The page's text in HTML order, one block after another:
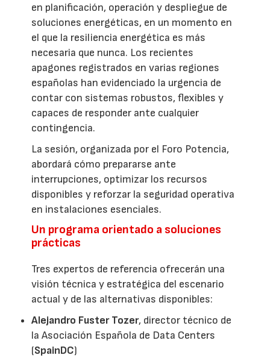
en planificación, operación y despliegue de
soluciones energéticas, en un momento en
el que la resiliencia energética es más
necesaria que nunca. Los recientes
apagones registrados en varias regiones
españolas han evidenciado la urgencia de
contar con sistemas robustos, flexibles y
capaces de responder ante cualquier
contingencia.
La sesión, organizada por el Foro Potencia,
abordará cómo prepararse ante
interrupciones, optimizar los recursos
disponibles y reforzar la seguridad operativa
en instalaciones esenciales.
Un programa orientado a soluciones
prácticas
Tres expertos de referencia ofrecerán una
visión técnica y estratégica del escenario
actual y de las alternativas disponibles:
Alejandro Fuster Tozer, director técnico de
la Asociación Española de Data Centers
(SpainDC)